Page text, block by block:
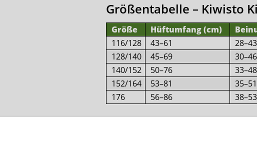
Größentabelle – Kiwisto
Größe Hüftumfang (cm)
116/128
43–61 28–43
128/140
45–69 30–46
140/152
50–76 33–48
152/164
53–81 35–51
176
56–86 38–53
Material